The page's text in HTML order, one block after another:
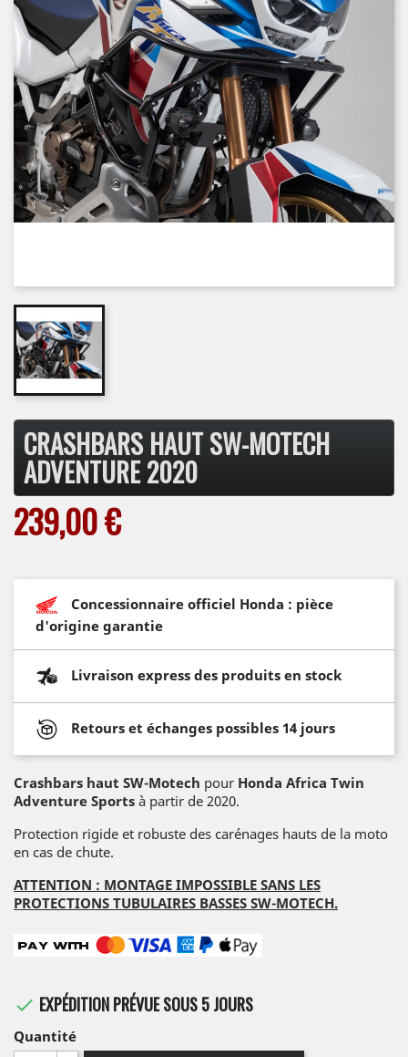
CRASHBARS HAUT SW-MOTECH
ADVENTURE 2020
239,00 €
Concessionnaire officiel Honda : pièce
d'origine garantie
Livraison express des produits en stock
Retours et échanges possibles 14 jours
Crashbars haut SW-Motech pour Honda Africa Twin
Adventure Sports à partir de 2020.
Protection rigide et robuste des carénages hauts de la moto
en cas de chute.
ATTENTION : MONTAGE IMPOSSIBLE SANS LES
PROTECTIONS TUBULAIRES BASSES SW-MOTECH.
 EXPÉDITION PRÉVUE SOUS 5 JOURS
Quantité